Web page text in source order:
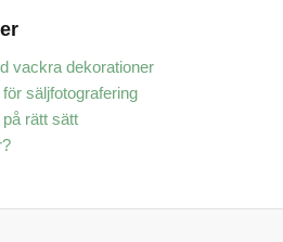
vackra dekorationer
säljfotografering
rätt sätt